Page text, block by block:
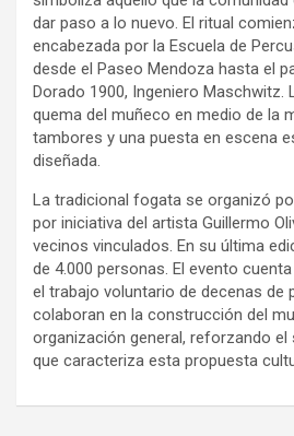
dar paso a lo nuevo. El ritual
encabezada por la Escuela de
desde el Paseo Mendoza hasta el
Dorado 1900, Ingeniero Maschwitz.
quema del muñeco en medio de la
tambores y una puesta en escena
diseñada.
La tradicional fogata se organizó
por iniciativa del artista Guillermo
vecinos vinculados. En su última
de 4.000 personas. El evento
el trabajo voluntario de decenas de
colaboran en la construcción del
organización general, reforzando el
que caracteriza esta propuesta